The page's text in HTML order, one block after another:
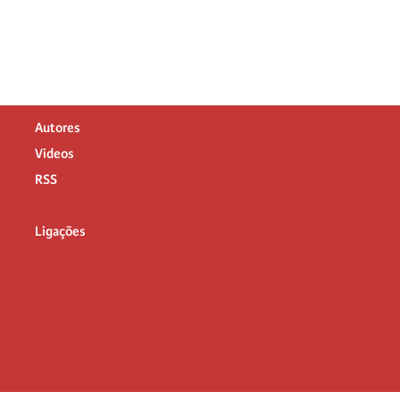
Autores
Videos
RSS
Ligações